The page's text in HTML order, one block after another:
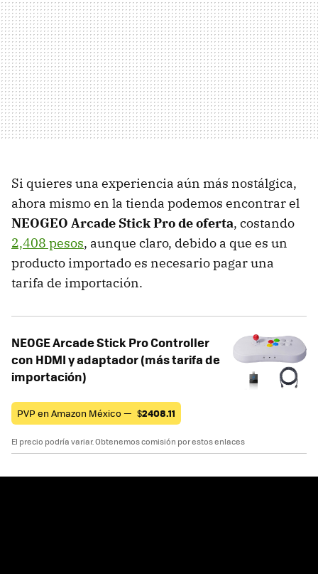
Si quieres una experiencia aún más nostálgica,
ahora mismo en la tienda podemos encontrar el
NEOGEO Arcade Stick Pro de oferta, costando
2,408 pesos, aunque claro, debido a que es un
producto importado es necesario pagar una
tarifa de importación.
NEOGE Arcade Stick Pro Controller
con HDMI y adaptador (más tarifa de
importación)
PVP en Amazon México — $2408.11
El precio podría variar. Obtenemos comisión por estos enlaces